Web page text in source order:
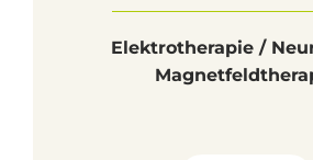
Elektrotherapie /